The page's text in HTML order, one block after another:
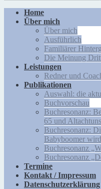
Home
Über mich
Über mich
Ausführlich
Familiärer
Die Meinung
Leistungen
Redner und
Publikationen
Auswahl: die
Buchvorschau
Buchresonanz:
65 und
Buchresonanz:
Babyboomer
Buchresonanz
Buchresonanz
Termine
Kontakt / Impressum
Datenschutzerklärung